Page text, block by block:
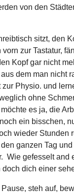
von den
sitzt, den
zur Tastatur,
Kopf gar nicht
dem man nicht
Physio. und
ohne
es ja, die
ein bisschen,
wieder Stunden
ganzen Tag
Wie gefesselt and
dich einer
steh auf,